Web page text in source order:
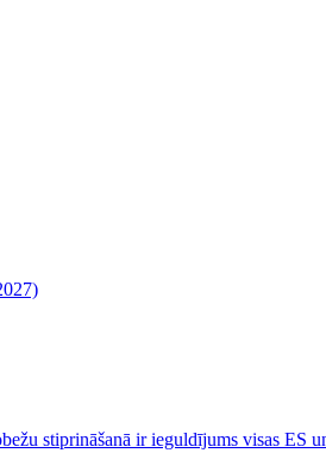
stiprināšanā ir ieguldījums visas ES